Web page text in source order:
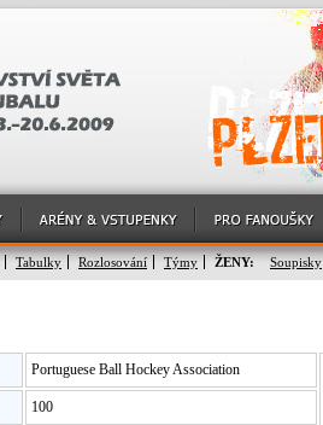
Tabulky Rozlosování Týmy ŽENY: Soupisky
Portuguese Ball Hockey Association
100